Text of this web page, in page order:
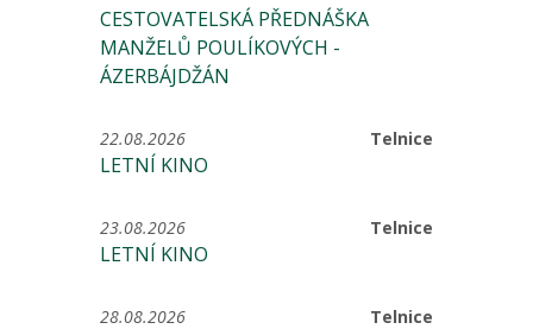
CESTOVATELSKÁ PŘEDNÁŠKA
MANŽELŮ POULÍKOVÝCH -
ÁZERBÁJDŽÁN
Telnice
22.08.2026
LETNÍ KINO
Telnice
23.08.2026
LETNÍ KINO
Telnice
28.08.2026